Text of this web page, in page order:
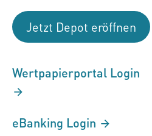
Jetzt Depot eröffnen
Wertpapierportal Login
eBanking Login